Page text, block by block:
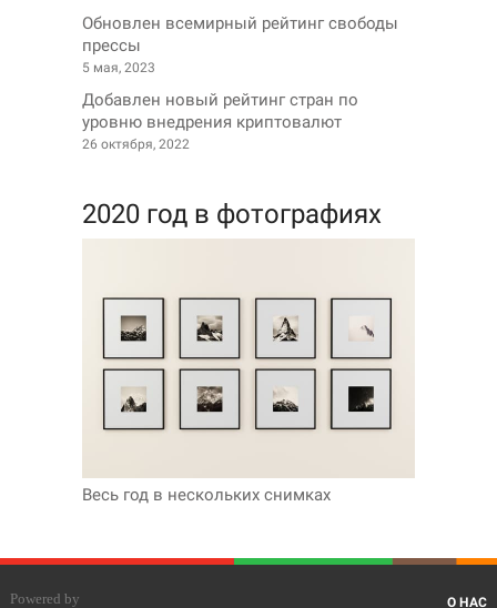
Обновлен всемирный рейтинг свободы
прессы
5 мая, 2023
Добавлен новый рейтинг стран по
уровню внедрения криптовалют
26 октября, 2022
2020 год в фотографиях
Весь год в нескольких снимках
О НАС